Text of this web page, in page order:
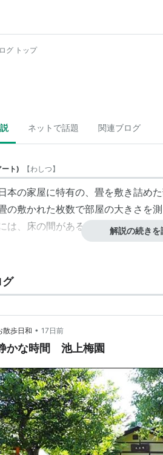
グ トップ
ネットで話題 関連ブログ
ート) 【わしつ】
本の家屋に特有の、畳を敷き詰め
の敷かれた枚数で部屋の大きさを
は、床の間がある。
解説の続きを
グ
散歩日和 • 17日前
かな時間 池上梅園